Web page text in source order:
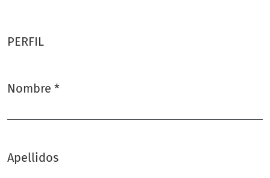
PERFIL
Nombre *
Apellidos